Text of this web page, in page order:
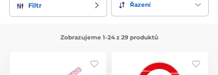
Filtr Řazení
Zobrazujeme 1-24 z 29 produktů